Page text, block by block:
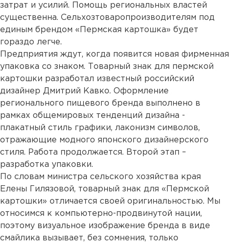
затрат и усилий. Помощь региональных властей
существенна. Сельхозтоваропроизводителям под
единым брендом «Пермская картошка» будет
гораздо легче.
Предприятия ждут, когда появится новая фирменная
упаковка со знаком. Товарный знак для пермской
картошки разработал известный российский
дизайнер Дмитрий Кавко. Оформление
регионального пищевого бренда выполнено в
рамках общемировых тенденций дизайна -
плакатный стиль графики, лаконизм символов,
отражающие модного японского дизайнерского
стиля. Работа продолжается. Второй этап –
разработка упаковки.
По словам министра сельского хозяйства края
Елены Гилязовой, товарный знак для «Пермской
картошки» отличается своей оригинальностью. Мы
относимся к компьютерно-продвинутой нации,
поэтому визуальное изображение бренда в виде
смайлика вызывает, без сомнения, только